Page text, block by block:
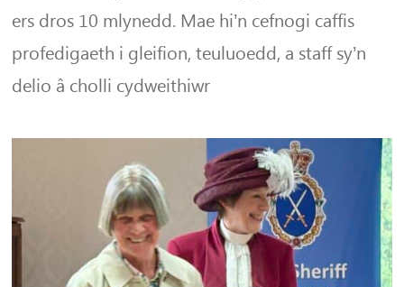
ers dros 10 mlynedd. Mae hi’n cefnogi caffis
profedigaeth i gleifion, teuluoedd, a staff sy’n
delio â cholli cydweithiwr